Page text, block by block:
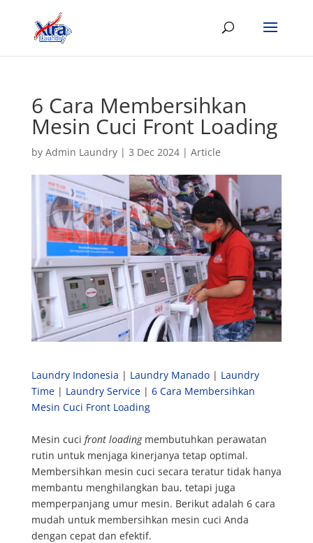
6 Cara Membersihkan
Mesin Cuci Front Loading
by Admin Laundry| 3 Dec 2024| Article
Laundry Indonesia | Laundry Manado| Laundry
Time| Laundry Service| 6 Cara Membersihkan
Mesin Cuci Front Loading
Mesin cuci front loadingmembutuhkan perawatan
rutin untuk menjaga kinerjanya tetap optimal.
Membersihkan mesin cuci secara teratur tidak hanya
membantu menghilangkan bau, tetapi juga
memperpanjang umur mesin. Berikut adalah 6 cara
mudah untuk membersihkan mesin cuci Anda
dengan cepat dan efektif.